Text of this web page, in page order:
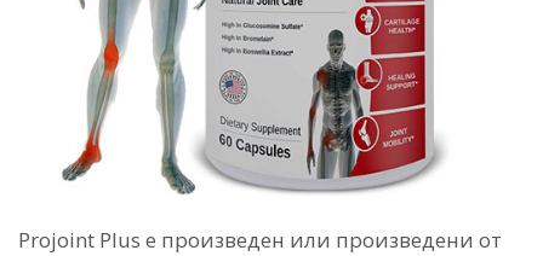
Projoint Plus е произведен или произведени от